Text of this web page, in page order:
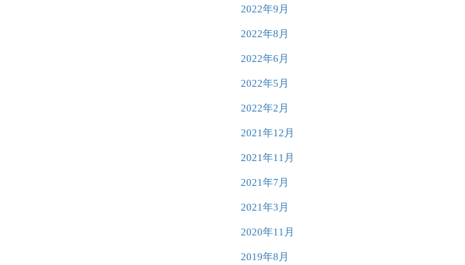
2022年9月
2022年8月
2022年6月
2022年5月
2022年2月
2021年12月
2021年11月
2021年7月
2021年3月
2020年11月
2019年8月